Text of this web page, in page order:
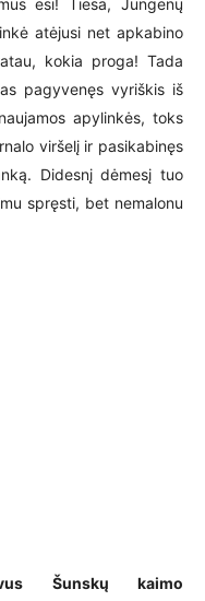
esi! Tiesa, Jungėnų
atėjusi net apkabino
kokia proga! Tada
pagyvenęs vyriškis iš
apylinkės, toks
viršelį ir pasikabinęs
Didesnį dėmesį tuo
spręsti, bet nemalonu
Šunskų kaimo